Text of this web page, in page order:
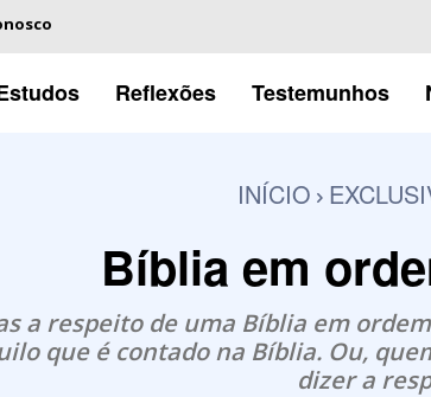
Reflexões Testemunhos
INÍCIO
Bíblia em
a respeito de uma Bíblia em
que é contado na Bíblia. Ou,
dizer a